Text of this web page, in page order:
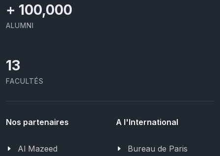
+ 100,000
ALUMNI
13
FACULTÉS
Nos partenaires
Al Mazeed
A l'International
Bureau de Paris